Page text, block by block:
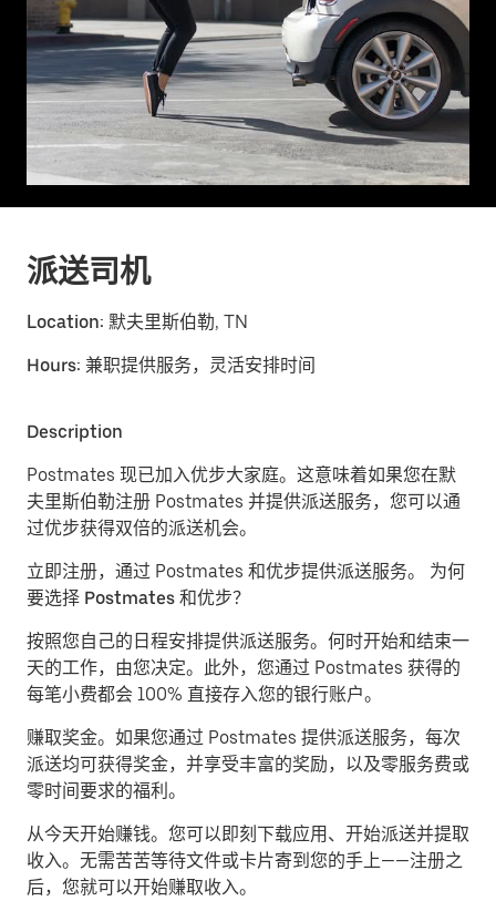
派送司机
Location: 默夫里斯伯勒, TN
Hours: 兼职提供服务，灵活安排时间
Description
Postmates 现已加入优步大家庭。这意味着如果您在默
夫里斯伯勒注册 Postmates 并提供派送服务，您可以通
过优步获得双倍的派送机会。
立即注册，通过 Postmates 和优步提供派送服务。 为何
要选择 Postmates 和优步？
按照您自己的日程安排提供派送服务。 何时开始和结束一
天的工作，由您决定。此外，您通过 Postmates 获得的
每笔小费都会 100% 直接存入您的银行账户。
赚取奖金。 如果您通过 Postmates 提供派送服务，每次
派送均可获得奖金，并享受丰富的奖励，以及零服务费或
零时间要求的福利。
从今天开始赚钱。 您可以即刻下载应用、开始派送并提取
收入。无需苦苦等待文件或卡片寄到您的手上——注册之
后，您就可以开始赚取收入。